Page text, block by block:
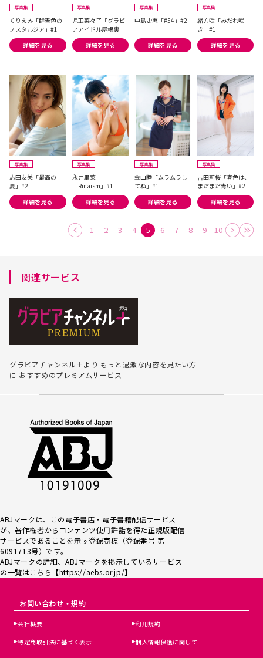
写真集
くりえみ「群青色の
ノスタルジア」#1
詳細を見る
写真集
児玉菜々子「グラビ
アアイドル屋根裏写
真館」#2
詳細を見る
写真集
中島史恵「#54」#2
詳細を見る
写真集
緒方咲「みだれ咲
き」#1
詳細を見る
写真集
志田友美「最高の
夏」#2
詳細を見る
写真集
永井里菜
「Rinaism」#1
詳細を見る
写真集
金山睦「ムラムラし
てね」#1
詳細を見る
写真集
吉田莉桜「春色は、
まだまだ青い」#2
詳細を見る
1 2 3 4 5 6 7 8 9 10
関連サービス
グラビアチャンネル＋より もっと過激な内容を見たい方
に おすすめのプレミアムサービス
ABJマークは、この電子書店・電子書籍配信サービス
が、著作権者からコンテンツ使用許諾を得た正規版配信
サービスであるこ とを示す登録商標（登録番号 第
6091713号）です。
ABJマークの詳細、ABJマークを掲示しているサービス
の一覧はこちら【https://aebs.or.jp/】
お問い合わせ・規約
会社概要 利用規約
特定商取引法に基づく表示 個人情報保護に関して